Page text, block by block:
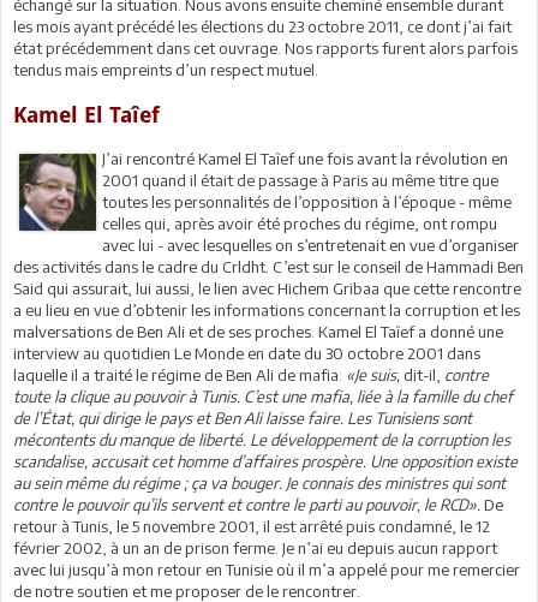
échangé sur la situation. Nous avons ensuite cheminé ensemble durant
les mois ayant précédé les élections du 23 octobre 2011, ce dont j’ai fait
état précédemment dans cet ouvrage. Nos rapports furent alors parfois
tendus mais empreints d’un respect mutuel.
Kamel El Taîef
J’ai rencontré Kamel El Taîef une fois avant la révolution en
2001 quand il était de passage à Paris au même titre que
toutes les personnalités de l’opposition à l’époque - même
celles qui, après avoir été proches du régime, ont rompu
avec lui - avec lesquelles on s’entretenait en vue d’organiser
des activités dans le cadre du Crldht. C’est sur le conseil de Hammadi Ben
Said qui assurait, lui aussi, le lien avec Hichem Gribaa que cette rencontre
a eu lieu en vue d’obtenir les informations concernant la corruption et les
malversations de Ben Ali et de ses proches. Kamel El Taîef a donné une
interview au quotidien Le Monde en date du 30 octobre 2001 dans
laquelle il a traité le régime de Ben Ali de mafia: «Je suis, dit-il, contre
toute la clique au pouvoir à Tunis. C’est une mafia, liée à la famille du chef
de l’État, qui dirige le pays et Ben Ali laisse faire. Les Tunisiens sont
mécontents du manque de liberté. Le développement de la corruption les
scandalise, accusait cet homme d’affaires prospère. Une opposition existe
au sein même du régime ; ça va bouger. Je connais des ministres qui sont
contre le pouvoir qu’ils servent et contre le parti au pouvoir, le RCD». De
retour à Tunis, le 5 novembre 2001, il est arrêté puis condamné, le 12
février 2002, à un an de prison ferme. Je n’ai eu depuis aucun rapport
avec lui jusqu’à mon retour en Tunisie où il m’a appelé pour me remercier
de notre soutien et me proposer de le rencontrer.